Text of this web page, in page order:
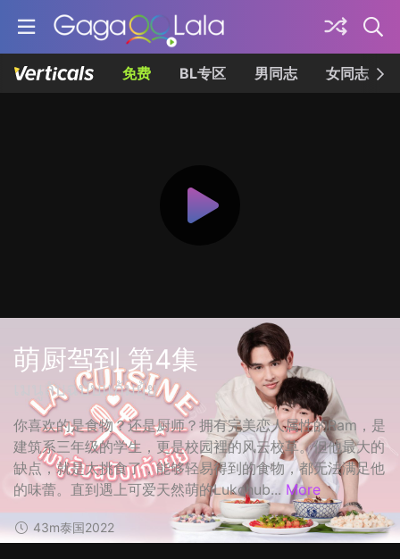
免费 BL专区 男同志 女同志
萌厨驾到 第4集
เมนูลับฉบับแก้มยุ้ย
你喜欢的是食物？还是厨师？拥有完美恋人属性的Ram，是
建筑系三年级的学生，更是校园裡的风云校草。但他最大的
缺点，就是太挑食了，能够轻易得到的食物，都无法满足他
的味蕾。直到遇上可爱天然萌的Lukchub... More
43m泰国2022